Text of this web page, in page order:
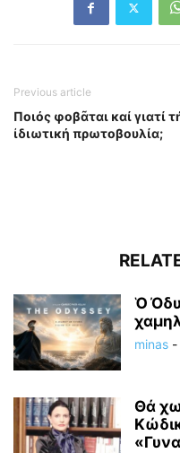
Previous article
Ποιός φοβᾶται καί γιατί
ἰδιωτική πρωτοβουλία;
Ὁ
minas -
Θά